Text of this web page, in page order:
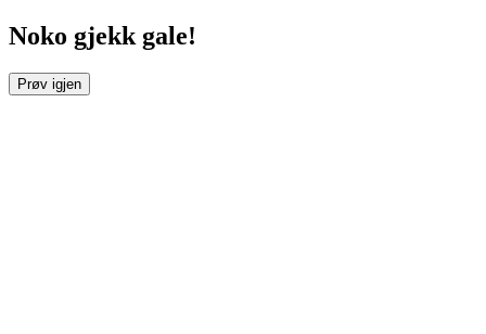
Noko gjekk gale!
Prøv igjen